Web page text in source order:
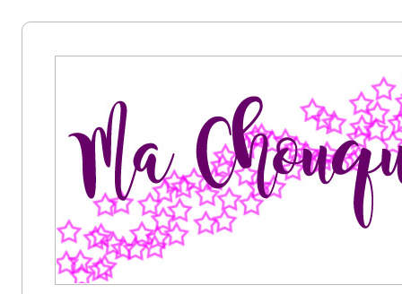
Ma
chouquette
d'amour